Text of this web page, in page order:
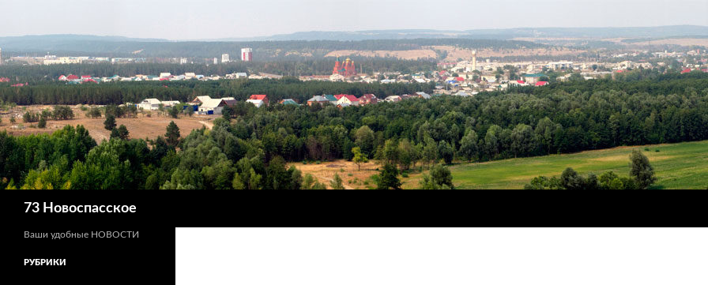
73 Новоспасское
Ваши удобные НОВОСТИ
РУБРИКИ